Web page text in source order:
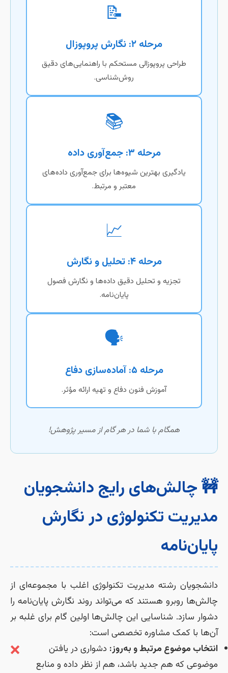
📝
مرحله ۲: نگارش پروپوزال
طراحی پروپوزالی مستحکم با راهنمایی‌های دقیق
روش‌شناسی.
📚
مرحله ۳: جمع‌آوری داده
یادگیری بهترین شیوه‌ها برای جمع‌آوری داده‌های
معتبر و مرتبط.
📈
مرحله ۴: تحلیل و نگارش
تجزیه و تحلیل دقیق داده‌ها و نگارش فصول
پایان‌نامه.
🗣️
مرحله ۵: آماده‌سازی دفاع
آموزش فنون دفاع و تهیه ارائه مؤثر.
همگام با شما در هر گام از مسیر پژوهش!
🚧 چالش‌های رایج دانشجویان
مدیریت تکنولوژی در نگارش
پایان‌نامه
دانشجویان رشته مدیریت تکنولوژی اغلب با مجموعه‌ای از
چالش‌ها روبرو هستند که می‌تواند روند نگارش پایان‌نامه را
دشوار سازد. شناسایی این چالش‌ها اولین گام برای غلبه بر
آن‌ها با کمک مشاوره تخصصی است:
❌ انتخاب موضوع مرتبط و به‌روز: دشواری در یافتن
موضوعی که هم جدید باشد، هم از نظر داده و منابع